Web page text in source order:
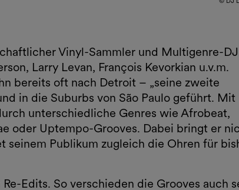
Vinyl-Sammler und Multigenre-
Larry Levan, François Kevorkian u.v.m.
bereits oft nach Detroit – „seine zweite
in die Suburbs von São Paulo geführt. Mit
unterschiedliche Genres wie Afrobeat,
oder Uptempo-Grooves. Dabei bringt er
seinem Publikum zugleich die Ohren für
Edits. So verschieden die Grooves auch